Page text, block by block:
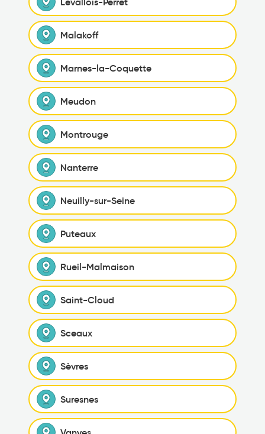
Malakoff
Marnes-la-Coquette
Meudon
Montrouge
Nanterre
Neuilly-sur-Seine
Puteaux
Rueil-Malmaison
Saint-Cloud
Sceaux
Sèvres
Suresnes